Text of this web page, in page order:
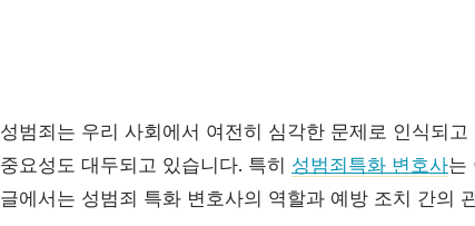
성범죄는 우리 사회에서 여전히 심각한 문제로 인식되
중요성도 대두되고 있습니다. 특히 성범죄특화 변호사는
글에서는 성범죄 특화 변호사의 역할과 예방 조치 간의